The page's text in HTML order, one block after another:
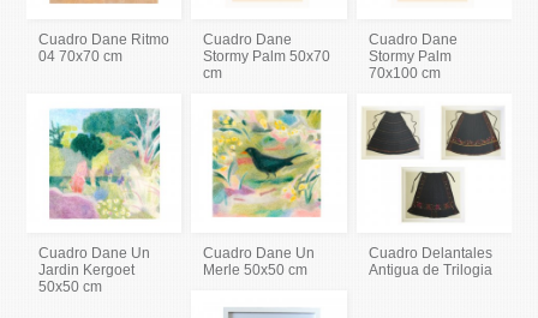
Cuadro Dane Ritmo
04 70x70 cm
Cuadro Dane
Stormy Palm 50x70
cm
Cuadro Dane
Stormy Palm
70x100 cm
Cuadro Dane Un
Jardin Kergoet
50x50 cm
Cuadro Dane Un
Merle 50x50 cm
Cuadro Delantales
Antigua de Trilogia